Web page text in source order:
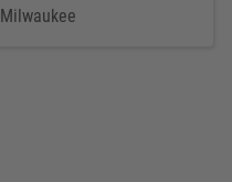
Milwaukee